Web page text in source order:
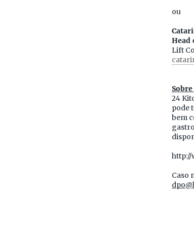
ou
Head
Lift
24
pode
bem
http://
Caso